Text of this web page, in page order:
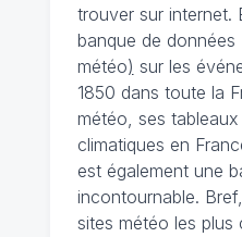
trouver sur internet.
banque de données
météo) sur les
1850 dans toute la
météo, ses
climatiques en
est également une
incontournable.
sites météo les plus